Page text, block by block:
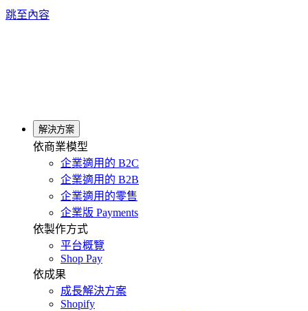
跳至內容
解決方案
依商業模型
企業適用的 B2C
企業適用的 B2B
企業適用的零售
企業版 Payments
依製作方式
平台概覽
Shop Pay
依成果
成長解決方案
Shopify